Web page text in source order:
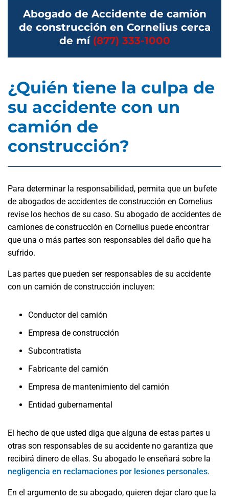
Abogado de Accidente de camión
de construcción en Cornelius cerca
de mí (877) 333-1000
¿Quién tiene la culpa de
su accidente con un
camión de
construcción?
Para determinar la responsabilidad, permita que un bufete
de abogados de accidentes de construcción en Cornelius
revise los hechos de su caso. Su abogado de accidentes de
camiones de construcción en Cornelius puede encontrar
que una o más partes son responsables del daño que ha
sufrido.
Las partes que pueden ser responsables de su accidente
con un camión de construcción incluyen:
Conductor del camión
Empresa de construcción
Subcontratista
Fabricante del camión
Empresa de mantenimiento del camión
Entidad gubernamental
El hecho de que usted diga que alguna de estas partes u
otras son responsables de su accidente no garantiza que
recibirá dinero de ellas. Su abogado le enseñará sobre la
negligencia en reclamaciones por lesiones personales.
En el argumento de su abogado, quieren dejar claro que la